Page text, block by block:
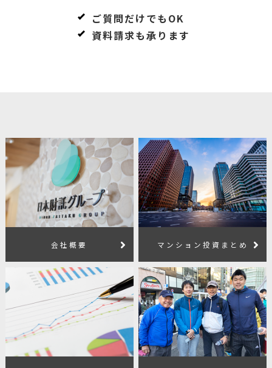
ご質問だけでもOK
資料請求も承ります
会社概要 マンション投資まとめ